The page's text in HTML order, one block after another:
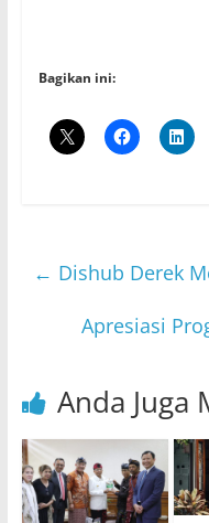
Bagikan ini:
← Dishub Derek
Apresiasi
Anda Juga